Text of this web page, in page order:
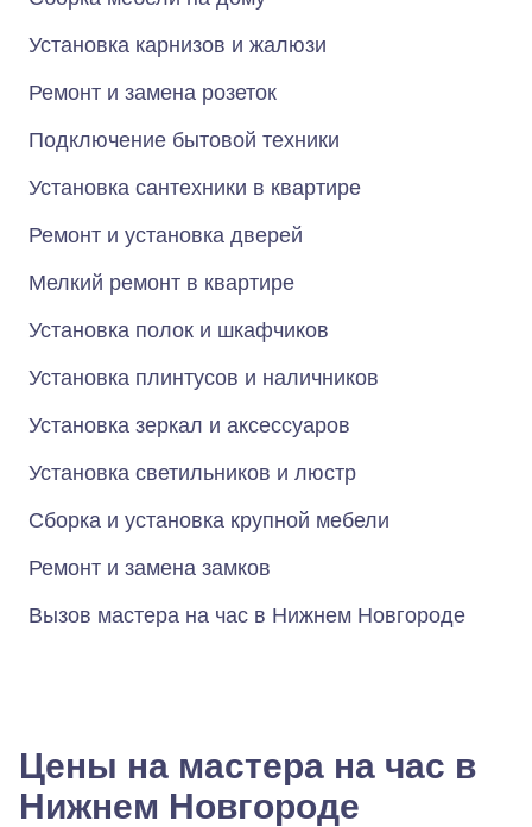
Установка карнизов и жалюзи
Ремонт и замена розеток
Подключение бытовой техники
Установка сантехники в квартире
Ремонт и установка дверей
Мелкий ремонт в квартире
Установка полок и шкафчиков
Установка плинтусов и наличников
Установка зеркал и аксессуаров
Установка светильников и люстр
Сборка и установка крупной мебели
Ремонт и замена замков
Вызов мастера на час в Нижнем Новгороде
Цены на мастера на час в
Нижнем Новгороде